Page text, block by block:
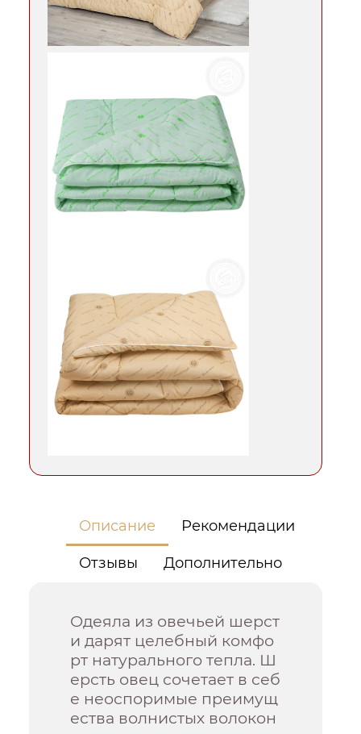
Описание Рекомендации
Отзывы Дополнительно
Одеяла из овечьей шерст
и дарят целебный комфо
рт натурального тепла. Ш
ерсть овец сочетает в себ
е неоспоримые преимущ
ества волнистых волокон